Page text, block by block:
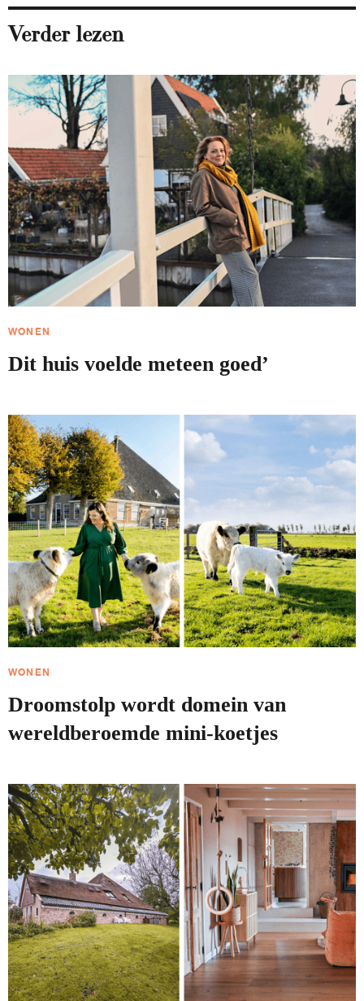
Verder lezen
WONEN
Dit huis voelde meteen goed’
WONEN
Droomstolp wordt domein van
wereldberoemde mini-koetjes